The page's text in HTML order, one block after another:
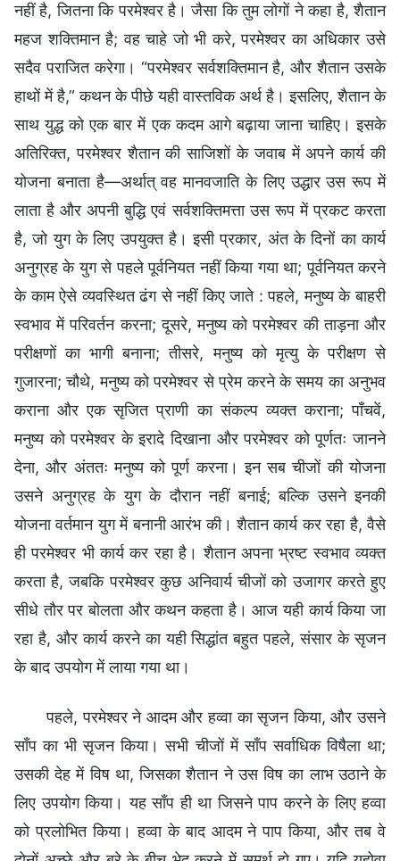
नहीं है, जितना कि परमेश्वर है। जैसा कि तुम लोगों ने कहा है, शैतान
महज शक्तिमान है; वह चाहे जो भी करे, परमेश्वर का अधिकार उसे
सदैव पराजित करेगा। “परमेश्वर सर्वशक्तिमान है, और शैतान उसके
हाथों में है,” कथन के पीछे यही वास्तविक अर्थ है। इसलिए, शैतान के
साथ युद्ध को एक बार में एक कदम आगे बढ़ाया जाना चाहिए। इसके
अतिरिक्त, परमेश्वर शैतान की साजिशों के जवाब में अपने कार्य की
योजना बनाता है—अर्थात् वह मानवजाति के लिए उद्धार उस रूप में
लाता है और अपनी बुद्धि एवं सर्वशक्तिमत्ता उस रूप में प्रकट करता
है, जो युग के लिए उपयुक्त है। इसी प्रकार, अंत के दिनों का कार्य
अनुग्रह के युग से पहले पूर्वनियत नहीं किया गया था; पूर्वनियत करने
के काम ऐसे व्यवस्थित ढंग से नहीं किए जाते : पहले, मनुष्य के बाहरी
स्वभाव में परिवर्तन करना; दूसरे, मनुष्य को परमेश्वर की ताड़ना और
परीक्षणों का भागी बनाना; तीसरे, मनुष्य को मृत्यु के परीक्षण से
गुजारना; चौथे, मनुष्य को परमेश्वर से प्रेम करने के समय का अनुभव
कराना और एक सृजित प्राणी का संकल्प व्यक्त कराना; पाँचवें,
मनुष्य को परमेश्वर के इरादे दिखाना और परमेश्वर को पूर्णतः जानने
देना, और अंततः मनुष्य को पूर्ण करना। इन सब चीजों की योजना
उसने अनुग्रह के युग के दौरान नहीं बनाई; बल्कि उसने इनकी
योजना वर्तमान युग में बनानी आरंभ की। शैतान कार्य कर रहा है, वैसे
ही परमेश्वर भी कार्य कर रहा है। शैतान अपना भ्रष्ट स्वभाव व्यक्त
करता है, जबकि परमेश्वर कुछ अनिवार्य चीजों को उजागर करते हुए
सीधे तौर पर बोलता और कथन कहता है। आज यही कार्य किया जा
रहा है, और कार्य करने का यही सिद्धांत बहुत पहले, संसार के सृजन
के बाद उपयोग में लाया गया था।
पहले, परमेश्वर ने आदम और हव्वा का सृजन किया, और उसने
साँप का भी सृजन किया। सभी चीजों में साँप सर्वाधिक विषैला था;
उसकी देह में विष था, जिसका शैतान ने उस विष का लाभ उठाने के
लिए उपयोग किया। यह साँप ही था जिसने पाप करने के लिए हव्वा
को प्रलोभित किया। हव्वा के बाद आदम ने पाप किया, और तब वे